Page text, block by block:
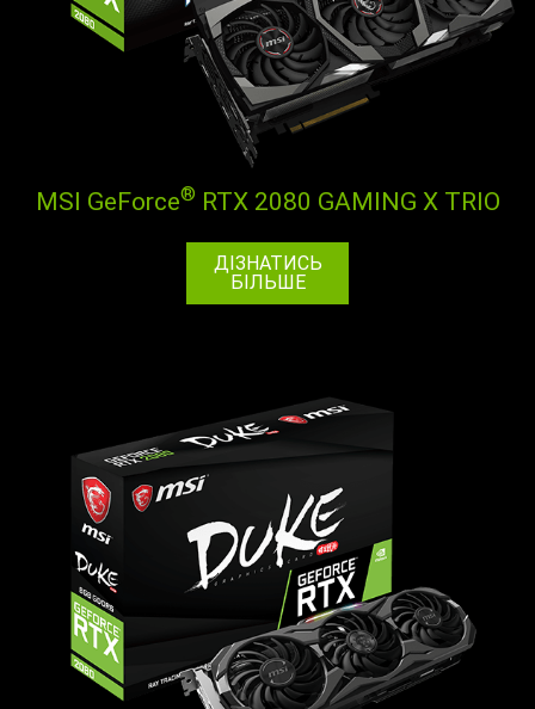
MSI GeForce® RTX 2080 GAMING X TRIO
ДІЗНАТИСЬ
БІЛЬШЕ